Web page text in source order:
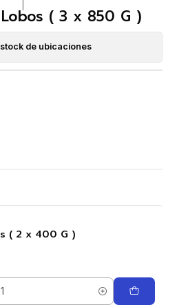
( 3 x 850 G )
de ubicaciones
( 2 x 400 G )